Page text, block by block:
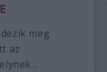
meg
az